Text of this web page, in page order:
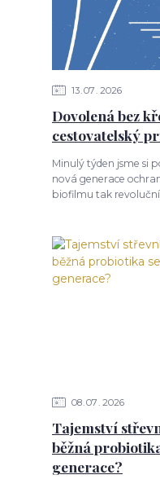
13 07 2026
Dovolená bez
cestovatelský
Minulý týden jsme si
nová generace
biofilmu tak
08 07 2026
Tajemství
běžná
generace?